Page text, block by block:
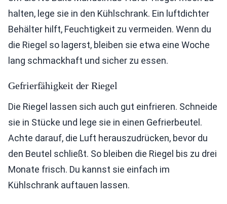
halten, lege sie in den Kühlschrank. Ein luftdichter
Behälter hilft, Feuchtigkeit zu vermeiden. Wenn du
die Riegel so lagerst, bleiben sie etwa eine Woche
lang schmackhaft und sicher zu essen.
Gefrierfähigkeit der Riegel
Die Riegel lassen sich auch gut einfrieren. Schneide
sie in Stücke und lege sie in einen Gefrierbeutel.
Achte darauf, die Luft herauszudrücken, bevor du
den Beutel schließt. So bleiben die Riegel bis zu drei
Monate frisch. Du kannst sie einfach im
Kühlschrank auftauen lassen.